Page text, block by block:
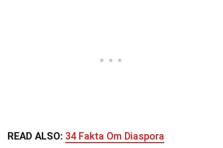
READ ALSO: 34 Fakta Om Diaspora